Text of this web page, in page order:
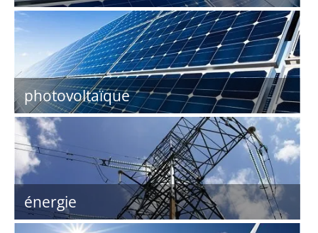
photovoltaïque
énergie